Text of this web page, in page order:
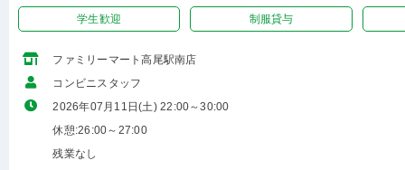
学生歓迎 制服貸与
ファミリーマート高尾駅南店
コンビニスタッフ
2026年07月11日(土) 22:00～30:00
休憩:26:00～27:00
残業なし